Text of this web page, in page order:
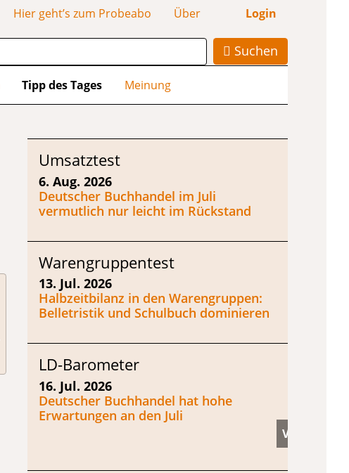
Hier geht’s zum Probeabo Über Login
Suchen
Tipp des Tages Meinung
Umsatztest
6. Aug. 2026
Deutscher Buchhandel im Juli
vermutlich nur leicht im Rückstand
Warengruppentest
13. Jul. 2026
Halbzeitbilanz in den Warengruppen:
Belletristik und Schulbuch dominieren
LD-Barometer
16. Jul. 2026
Deutscher Buchhandel hat hohe
Erwartungen an den Juli